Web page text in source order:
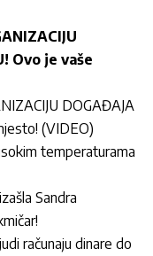
Ovo je vaše
DOGAĐAJA
(VIDEO)
temperaturama
Sandra
računaju dinare do